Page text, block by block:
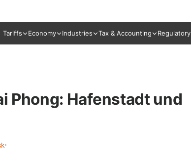
Tariffs Economy Industries Tax & Accounting Regulatory
Phong: Hafenstadt und